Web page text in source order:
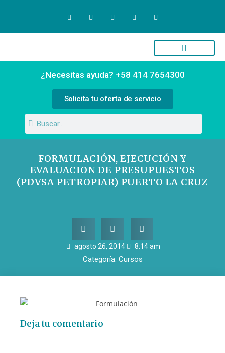
¿Necesitas ayuda? +58 414 7654300
Solicita tu oferta de servicio
FORMULACIÓN, EJECUCIÓN Y
EVALUACION DE PRESUPUESTOS
(PDVSA PETROPIAR) PUERTO LA CRUZ
agosto 26, 2014 8:14 am
Categoría: Cursos
Deja tu comentario